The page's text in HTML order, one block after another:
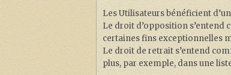
Les Utilisateurs bénéficient
Le droit d’opposition
certaines fins exceptionnelles
Le droit de retrait s’entend
plus, par exemple, dans une